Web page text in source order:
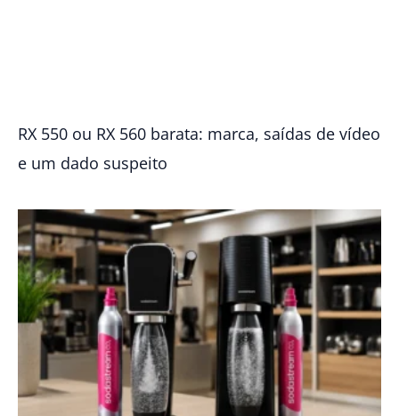
RX 550 ou RX 560 barata: marca, saídas de vídeo
e um dado suspeito